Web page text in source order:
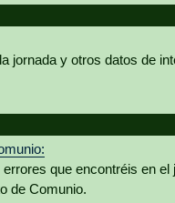
jornada y otros datos de
que encontréis en el
de Comunio.